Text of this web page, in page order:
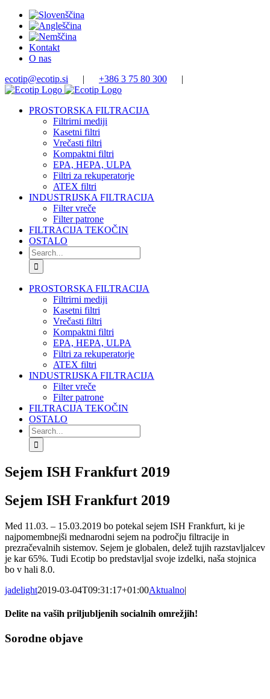
Skip
content
Kontakt
O nas
ecotip@ecotip.si | +386 3 75 80 300 |
PROSTORSKA FILTRACIJA
Filtrirni mediji
Kasetni filtri
Vrečasti filtri
Kompaktni filtri
EPA, HEPA, ULPA
Filtri za rekuperatorje
ATEX filtri
INDUSTRIJSKA FILTRACIJA
Filter vreče
Filter patrone
FILTRACIJA TEKOČIN
OSTALO
Search
for:
PROSTORSKA FILTRACIJA
Filtrirni mediji
Kasetni filtri
Vrečasti filtri
Kompaktni filtri
EPA, HEPA, ULPA
Filtri za rekuperatorje
ATEX filtri
INDUSTRIJSKA FILTRACIJA
Filter vreče
Filter patrone
FILTRACIJA TEKOČIN
OSTALO
Search
for:
Sejem ISH Frankfurt 2019
Sejem ISH Frankfurt 2019
Med 11.03. – 15.03.2019 bo potekal sejem ISH Frankfurt, ki je
najpomembnejši mednarodni sejem na področju filtracije in
prezračevalnih sistemov. Sejem je globalen, delež tujih razstavljalcev
je kar 65%. Tudi Ecotip bo predstavljal svoje izdelki, naša stojnica
bo v hali 8.0.
jadelight2019-03-04T09:31:17+01:00Aktualno|
Delite na vaših priljubljenih socialnih omrežjih!
Facebook
X
LinkedIn
WhatsApp
Pinterest
Email
Sorodne objave